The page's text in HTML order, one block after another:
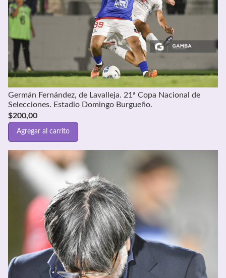
Germán Fernández, de Lavalleja. 21ª Copa Nacional de
Selecciones. Estadio Domingo Burgueño.
$200,00
Agregar al carrito